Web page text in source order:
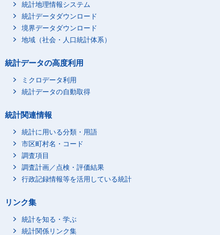
統計地理情報システム
統計データダウンロード
境界データダウンロード
地域（社会・人口統計体系）
統計データの高度利用
ミクロデータ利用
統計データの自動取得
統計関連情報
統計に用いる分類・用語
市区町村名・コード
調査項目
調査計画／点検・評価結果
行政記録情報等を活用している統計
リンク集
統計を知る・学ぶ
統計関係リンク集